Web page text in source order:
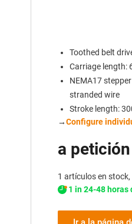
Toothed belt
Carriage length:
NEMA17
stranded wire
Stroke length:
→Configure
a petición
1 artículos en stock,
1 in 24-48 horas